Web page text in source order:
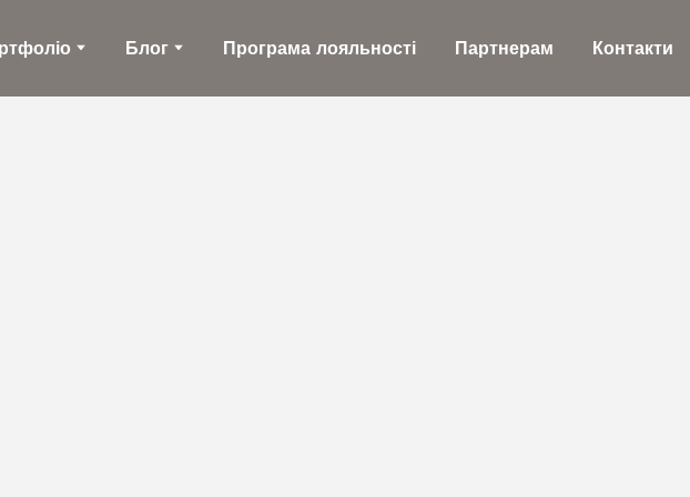
Блог Програма лояльності Партнерам Контакти